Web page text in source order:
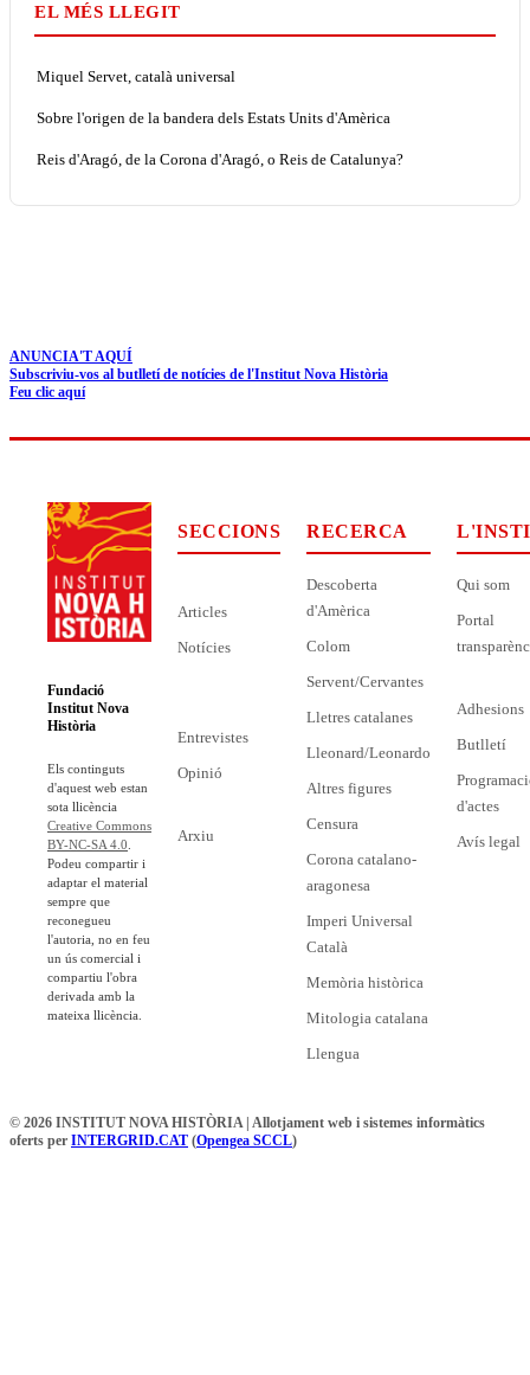
EL MÉS LLEGIT
Miquel Servet, català universal
Sobre l'origen de la bandera dels Estats Units d'Amèrica
Reis d'Aragó, de la Corona d'Aragó, o Reis de Catalunya?
ANUNCIA'T AQUÍ
Subscriviu-vos al butlletí de notícies de l'Institut Nova Història
Feu clic aquí
Fundació
Institut Nova
Història
Els continguts
d'aquest web estan
sota llicència
Creative Commons
BY-NC-SA 4.0
Podeu compartir i
adaptar el material
sempre que
reconegueu
l'autoria, no en feu
un ús comercial i
compartiu l'obra
derivada amb la
mateixa llicència.
SECCIONS
Articles
Notícies
Entrevistes
Opinió
Arxiu
RECERCA
Descoberta
d'Amèrica
Colom
Servent/Cervantes
Lletres catalanes
Lleonard/Leonardo
Altres figures
Censura
Corona catalano-
aragonesa
Imperi Universal
Català
Memòria històrica
Mitologia catalana
Llengua
Qui som
Portal
Adhesions
Butlletí
d'actes
Avís legal
© 2026 INSTITUT NOVA HISTÒRIA | Allotjament web i sistemes informàtics
oferts per INTERGRID.CAT (Opengea SCCL)